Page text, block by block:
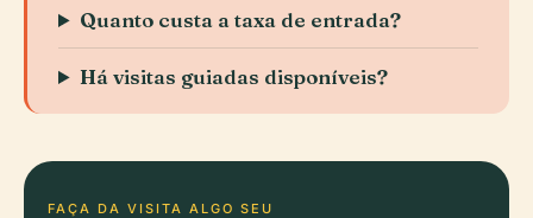
Quanto custa a taxa de entrada?
Há visitas guiadas disponíveis?
FAÇA DA VISITA ALGO SEU